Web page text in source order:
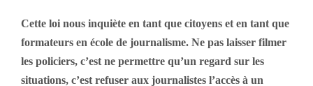
Cette loi nous inquiète en tant que citoyens et en tant que
formateurs en école de journalisme. Ne pas laisser filmer
les policiers, c’est ne permettre qu’un regard sur les
situations, c’est refuser aux journalistes l’accès à un